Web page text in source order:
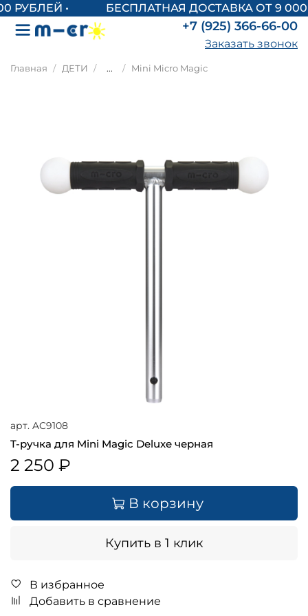
БЕСПЛАТНАЯ ДОСТАВКА ОТ 9 000
+7 (925) 366-66-00
Заказать звонок
Главная ДЕТИ ... Mini Micro Magic
арт. AC9108
T-ручка для Mini Magic Deluxe черная
2 250 ₽
В корзину
Купить в 1 клик
В избранное
Добавить в сравнение